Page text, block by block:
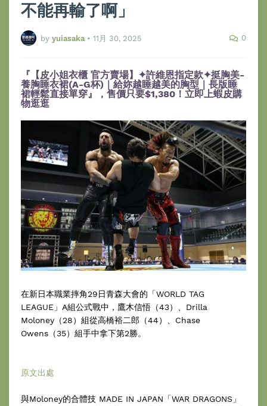
不能再輸了啊」
by yuiasaka • 11月 30, 2025 0
『【皮小姐衣櫃 官方賣場】✦許維恩指定款✦挺胸美-
養胸睡衣裙(A-G杯)｜給妳越睡越美的胸型｜長版睡
裙輕鬆直接單穿』，售價只要$1,380！立即上蝦皮購
物逛逛
在新日本職業摔角29日青森大會的「WORLD TAG
LEAGUE」A組公式戰中，鷹木信悟（43）、Drilla
Moloney（28）組從高橋裕二郎（44）、Chase
Owens（35）組手中拿下第2勝。
原文出處
與Moloney的合體技 MADE IN JAPAN「WAR DRAGONS」